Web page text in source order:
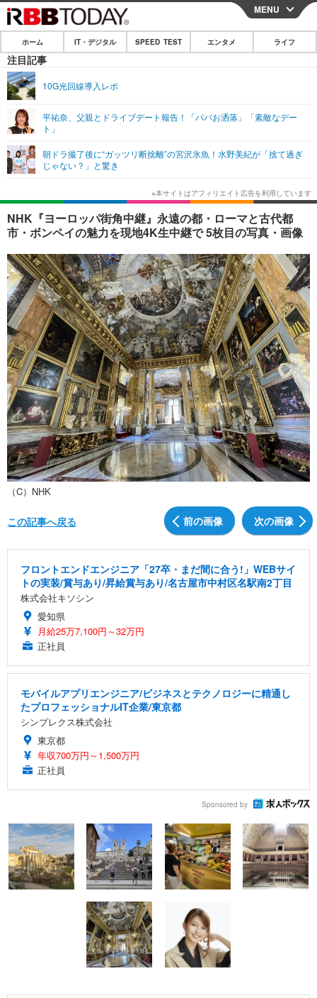
CLOSE
ホーム
IT・デジタル
ショッピング その他
SPEED TEST
エンタメTOP
韓国・芸能
音楽 スポーツ
ショッピング その他
ライフ
ライフTOP グルメ
ペット ショッピング
その他
リリース一覧
プッシュ通知の停止方法
MENU
ホーム IT・デジタル SPEED TEST エンタメ ライフ
注目記事
10G光回線導入レポ
平祐奈、父親とドライブデート報告！「パパお洒落」「素敵なデー
ト」
朝ドラ撮了後に“ガッツリ断捨離”の宮沢氷魚！水野美紀が「捨て過ぎ
じゃない？」と驚き
NHK『ヨーロッパ街角中継』永遠の都・ローマと古代都
市・ボンペイの魅力を現地4K生中継で 5枚目の写真・画像
（C）NHK
前の画像 次の画像
この記事へ戻る
フロントエンドエンジニア「27卒・まだ間に合う!」WEBサイ
トの実装/賞与あり/昇給賞与あり/名古屋市中村区名駅南2丁目
株式会社キソシン
愛知県
月給25万7,100円～32万円
正社員
モバイルアプリエンジニア/ビジネスとテクノロジーに精通し
たプロフェッショナルIT企業/東京都
シンプレクス株式会社
東京都
年収700万円～1,500万円
正社員
Sponsored by